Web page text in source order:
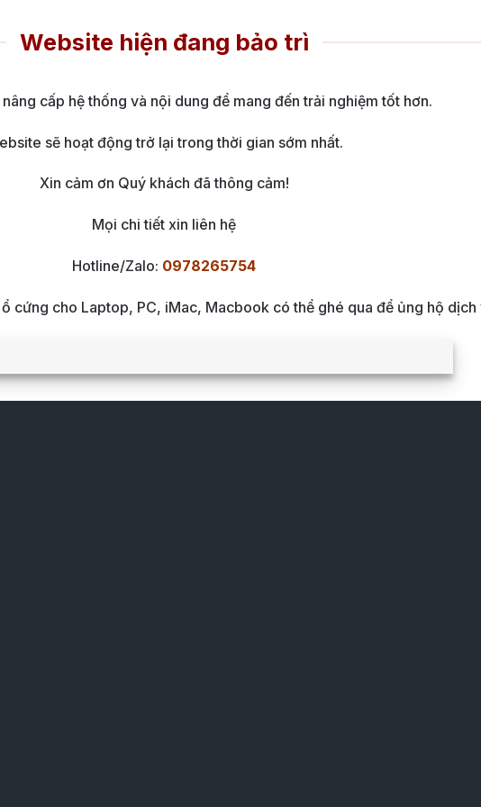
Website hiện đang bảo trì
cấp hệ thống và nội dung để mang đến trải nghiệm tốt hơn.
sẽ hoạt động trở lại trong thời gian sớm nhất.
Xin cảm ơn Quý khách đã thông cảm!
Mọi chi tiết xin liên hệ
Hotline/Zalo: 0978265754
cứng cho Laptop, PC, iMac, Macbook có thể ghé qua để ủng hộ